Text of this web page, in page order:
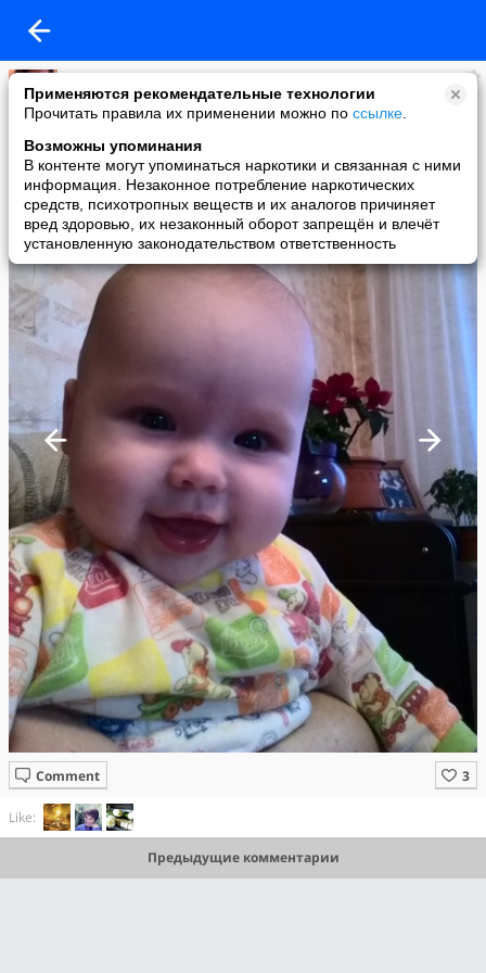
Применяются рекомендательные технологии
Прочитать правила их применении можно по ссылке
Возможны упоминания
В контенте могут упоминаться наркотики и связанная с ними
информация. Незаконное потребление наркотических
средств, психотропных веществ и их аналогов причиняет
вред здоровью, их незаконный оборот запрещён и влечёт
установленную законодательством ответственность
Алюня
added a photo
25 Mar в 23:40
Comment
Like:
Предыдущие комментарии